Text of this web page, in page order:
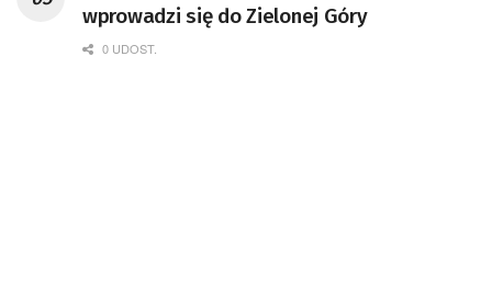
wprowadzi się do Zielonej Góry
0 UDOST.